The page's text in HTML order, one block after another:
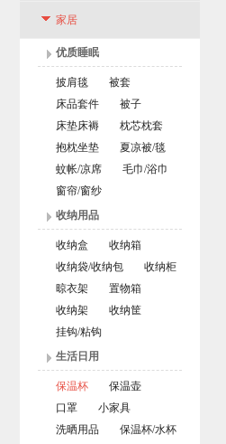
家居
优质睡眠
披肩毯
被套
床品套件
被子
床垫床褥
枕芯枕套
抱枕坐垫
夏凉被/毯
蚊帐/凉席
毛巾/浴巾
窗帘/窗纱
收纳用品
收纳盒
收纳箱
收纳袋/收纳包
收纳柜
晾衣架
置物箱
收纳架
收纳筐
挂钩/粘钩
生活日用
保温杯
保温壶
口罩
小家具
洗晒用品
保温杯/水杯